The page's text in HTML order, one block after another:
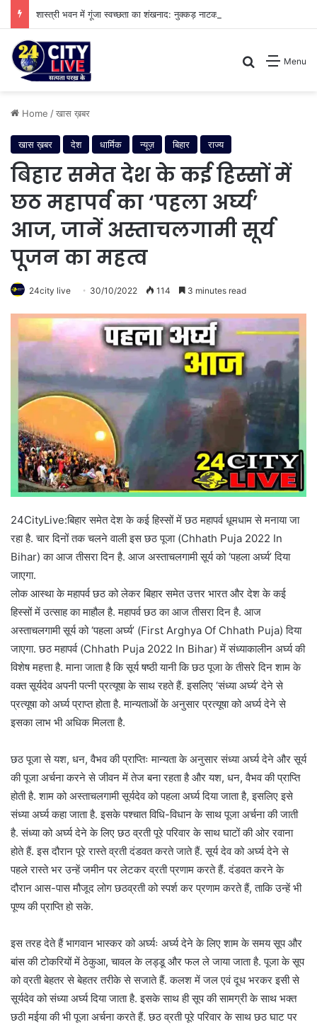
Menu
Search for
Home /खास ख़बर
खास ख़बर देश धार्मिक न्यूज़ बिहार राज्य
बिहार समेत देश के कई हिस्सों में
छठ महापर्व का ‘पहला अर्घ्य’
आज, जानें अस्ताचलगामी सूर्य
पूजन का महत्व
24city live 30/10/2022 114 3 minutes read
24CityLive:बिहार समेत देश के कई हिस्सों में छठ महापर्व धूमधाम से मनाया जा
रहा है. चार दिनों तक चलने वाली इस छठ पूजा (Chhath Puja 2022 In
Bihar) का आज तीसरा दिन है. आज अस्ताचलगामी सूर्य को ‘पहला अर्घ्य’ दिया
जाएगा.
लोक आस्था के महापर्व छठ को लेकर बिहार समेत उत्तर भारत और देश के कई
हिस्सों में उत्साह का माहौल है. महापर्व छठ का आज तीसरा दिन है. आज
अस्ताचलगामी सूर्य को ‘पहला अर्घ्य’ (First Arghya Of Chhath Puja) दिया
जाएगा. छठ महापर्व (Chhath Puja 2022 In Bihar) में संध्याकालीन अर्घ्य की
विशेष महत्ता है. माना जाता है कि सूर्य षष्ठी यानी कि छठ पूजा के तीसरे दिन शाम के
वक्त सूर्यदेव अपनी पत्नी प्रत्यूषा के साथ रहते हैं. इसलिए ‘संध्या अर्घ्य’ देने से
प्रत्यूषा को अर्घ्य प्राप्त होता है. मान्यताओं के अनुसार प्रत्यूषा को अर्घ्य देने से
इसका लाभ भी अधिक मिलता है.
छठ पूजा से यश, धन, वैभव की प्राप्तिः मान्यता के अनुसार संध्या अर्घ्य देने और सूर्य
की पूजा अर्चना करने से जीवन में तेज बना रहता है और यश, धन, वैभव की प्राप्ति
होती है. शाम को अस्ताचलगामी सूर्यदेव को पहला अर्घ्य दिया जाता है, इसलिए इसे
संध्या अर्घ्य कहा जाता है. इसके पश्चात विधि-विधान के साथ पूजा अर्चना की जाती
है. संध्या को अर्घ्य देने के लिए छठ व्रती पूरे परिवार के साथ घाटों की ओर रवाना
होते हैं. इस दौरान पूरे रास्ते व्रती दंडवत करते जाते हैं. सूर्य देव को अर्घ्य देने से
पहले रास्ते भर उन्हें जमीन पर लेटकर व्रती प्रणाम करते हैं. दंडवत करने के
दौरान आस-पास मौजूद लोग छठव्रती को स्पर्श कर प्रणाम करते हैं, ताकि उन्हें भी
पूण्य की प्राप्ति हो सके.
इस तरह देते हैं भागवान भास्कर को अर्घ्यः अर्घ्य देने के लिए शाम के समय सूप और
बांस की टोकरियों में ठेकुआ, चावल के लड्डू और फल ले जाया जाता है. पूजा के सूप
को व्रती बेहतर से बेहतर तरीके से सजाते हैं. कलश में जल एवं दूध भरकर इसी से
सूर्यदेव को संध्या अर्घ्य दिया जाता है. इसके साथ ही सूप की सामग्री के साथ भक्त
छठी मईया की भी पूजा अर्चना करते हैं. छठ व्रती पूरे परिवार के साथ छठ घाट पर